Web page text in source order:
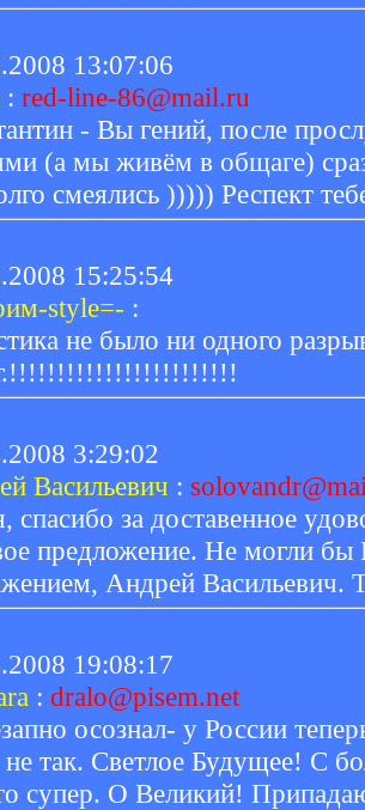
13:07:06
: red-line-86@mail.ru
- Вы гений, после
(а мы живём в общаге)
смеялись ))))) Респект
15:25:54
style=- :
не было ни одного
3:29:02
Васильевич :
спасибо за доставенное
предложение. Не могли бы
Андрей Васильевич.
19:08:17
: dralo@pisem.net
осознал- у России
так. Светлое Будущее! С
супер. О Великий!